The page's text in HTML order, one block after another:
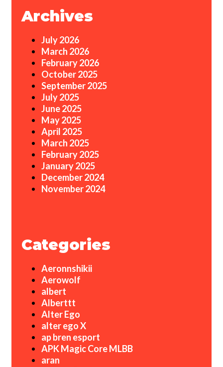
Archives
July 2026
March 2026
February 2026
October 2025
September 2025
July 2025
June 2025
May 2025
April 2025
March 2025
February 2025
January 2025
December 2024
November 2024
Categories
Aeronnshikii
Aerowolf
albert
Alberttt
Alter Ego
alter ego X
ap bren esport
APK Magic Core MLBB
aran